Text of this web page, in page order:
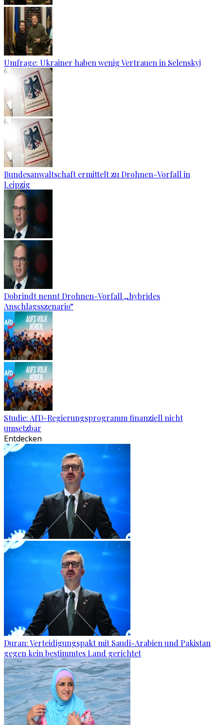
Umfrage: Ukrainer haben wenig Vertrauen in Selenskyj
Bundesanwaltschaft ermittelt zu Drohnen-Vorfall in
Leipzig
Dobrindt nennt Drohnen-Vorfall „hybrides
Anschlagsszenario“
Studie: AfD-Regierungsprogramm finanziell nicht
umsetzbar
Entdecken
Duran: Verteidigungspakt mit Saudi-Arabien und Pakistan
gegen kein bestimmtes Land gerichtet